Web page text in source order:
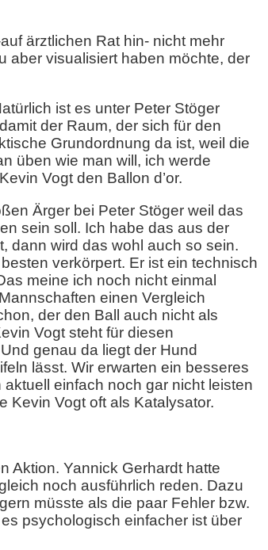
ärztlichen Rat hin- nicht mehr
aber visualisiert haben möchte, der
ist es unter Peter Stöger
der Raum, der sich für den
Grundordnung da ist, weil die
üben wie man will, ich werde
Vogt den Ballon d’or.
Ärger bei Peter Stöger weil das
sein soll. Ich habe das aus der
dann wird das wohl auch so sein.
verkörpert. Er ist ein technisch
meine ich noch nicht einmal
einen Vergleich
der den Ball auch nicht als
Vogt steht für diesen
genau da liegt der Hund
lässt. Wir erwarten ein besseres
einfach noch gar nicht leisten
Kevin Vogt oft als Katalysator.
Aktion. Yannick Gerhardt hatte
noch ausführlich reden. Dazu
müsste als die paar Fehler bzw.
psychologisch einfacher ist über